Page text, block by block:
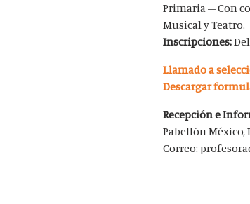
Primaria – Con
Musical y Teatro.
Inscripciones:
Llamado a
Descargar
Recepción e
Pabellón México,
Correo: